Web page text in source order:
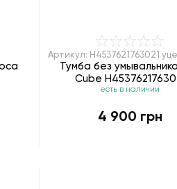
Артикул: H4537621763021
Тумба без
Cube
уцененная
есть в наличии
4 900 грн